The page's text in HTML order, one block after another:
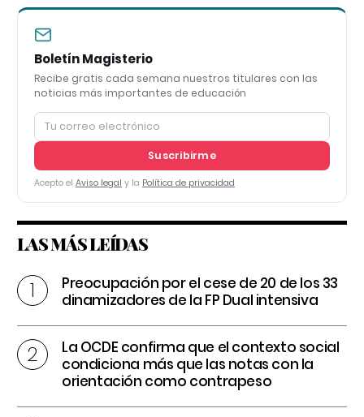
Boletín Magisterio
Recibe gratis cada semana nuestros titulares con las
noticias más importantes de educación
Suscribirme
Acepto el Aviso legal y la Política de privacidad
LAS MÁS LEÍDAS
Preocupación por el cese de 20 de los 33
dinamizadores de la FP Dual intensiva
La OCDE confirma que el contexto social
condiciona más que las notas con la
orientación como contrapeso